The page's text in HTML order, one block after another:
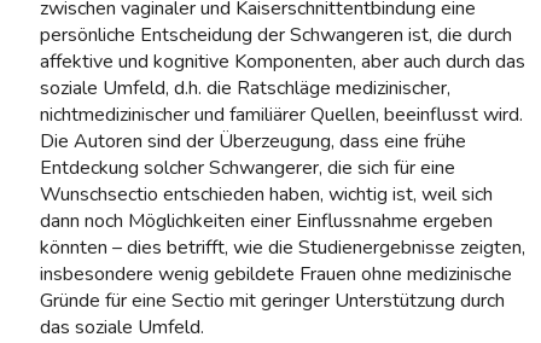
zwischen vaginaler und Kaiserschnittentbindung eine
persönliche Entscheidung der Schwangeren ist, die durch
affektive und kognitive Komponenten, aber auch durch das
soziale Umfeld, d.h. die Ratschläge medizinischer,
nichtmedizinischer und familiärer Quellen, beeinflusst wird.
Die Autoren sind der Überzeugung, dass eine frühe
Entdeckung solcher Schwangerer, die sich für eine
Wunschsectio entschieden haben, wichtig ist, weil sich
dann noch Möglichkeiten einer Einflussnahme ergeben
könnten – dies betrifft, wie die Studienergebnisse zeigten,
insbesondere wenig gebildete Frauen ohne medizinische
Gründe für eine Sectio mit geringer Unterstützung durch
das soziale Umfeld.